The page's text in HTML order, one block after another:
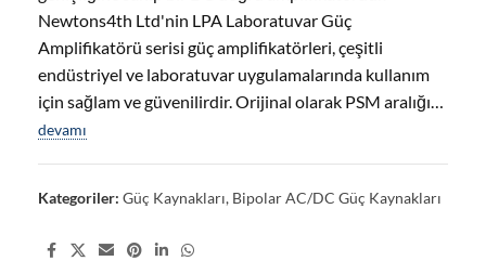
Newtons4th Ltd'nin LPA Laboratuvar Güç
Amplifikatörü serisi güç amplifikatörleri, çeşitli
endüstriyel ve laboratuvar uygulamalarında kullanım
için sağlam ve güvenilirdir. Orijinal olarak PSM aralığı…
devamı
Kategoriler: Güç Kaynakları, Bipolar AC/DC Güç Kaynakları
Share: